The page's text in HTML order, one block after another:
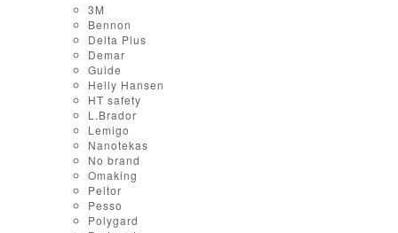
3M
Bennon
Delta Plus
Demar
Guide
Helly Hansen
HT safety
L.Brador
Lemigo
Nanotekas
No brand
Omaking
Peltor
Pesso
Polygard